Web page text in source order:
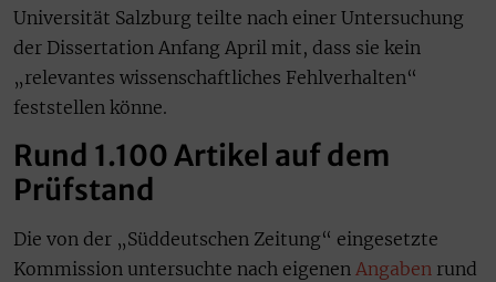
Universität Salzburg teilte nach einer Untersuchung
der Dissertation Anfang April mit, dass sie kein
„relevantes wissenschaftliches Fehlverhalten“
feststellen könne.
Rund 1.100 Artikel auf dem
Prüfstand
Die von der „Süddeutschen Zeitung“ eingesetzte
Kommission untersuchte nach eigenen Angaben rund